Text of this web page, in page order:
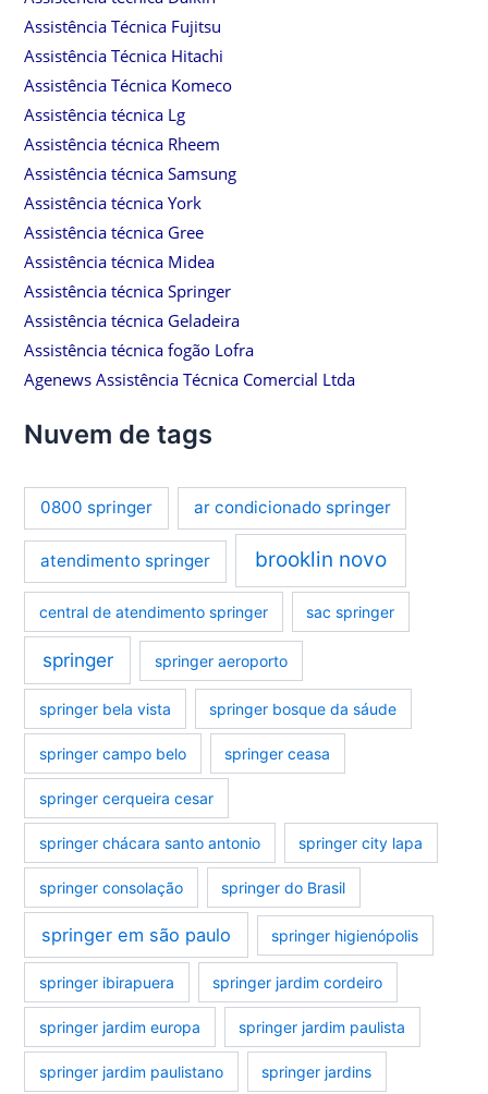
Assistência Técnica Fujitsu
Assistência Técnica Hitachi
Assistência Técnica Komeco
Assistência técnica Lg
Assistência técnica Rheem
Assistência técnica Samsung
Assistência técnica York
Assistência técnica Gree
Assistência técnica Midea
Assistência técnica Springer
Assistência técnica Geladeira
Assistência técnica fogão Lofra
Agenews Assistência Técnica Comercial Ltda
Nuvem de tags
0800 springer ar condicionado springer
atendimento springer brooklin novo
central de atendimento springer sac springer
springer springer aeroporto
springer bela vista springer bosque da sáude
springer campo belo springer ceasa
springer cerqueira cesar
springer chácara santo antonio springer city lapa
springer consolação springer do Brasil
springer em são paulo springer higienópolis
springer ibirapuera springer jardim cordeiro
springer jardim europa springer jardim paulista
springer jardim paulistano springer jardins